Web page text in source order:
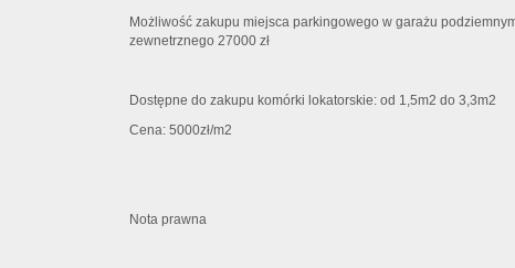
Możliwość zakupu miejsca parkingowego w garażu
zewnetrznego 27000 zł
Dostępne do zakupu komórki lokatorskie: od 1,5m2 do 3,3m2
Cena: 5000zł/m2
Nota prawna